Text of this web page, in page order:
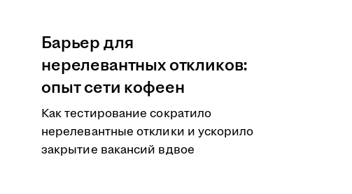
Барьер для
нерелевантных откликов:
опыт сети кофеен
Как тестирование сократило
нерелевантные отклики и ускорило
закрытие вакансий вдвое